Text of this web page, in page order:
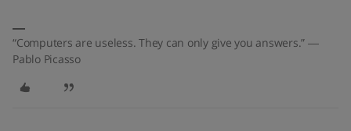
“Computers are useless. They can only give you answers.” ―
Pablo Picasso